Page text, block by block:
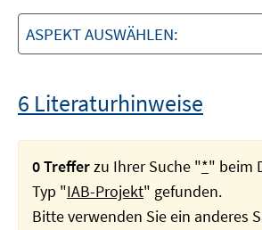
ASPEKT AUSWÄHLEN:
6 Literaturhinweise
0 Trefferzu Ihrer Suche "*" beim
Typ "IAB-Projekt" gefunden.
Bitte verwenden Sie ein anderes